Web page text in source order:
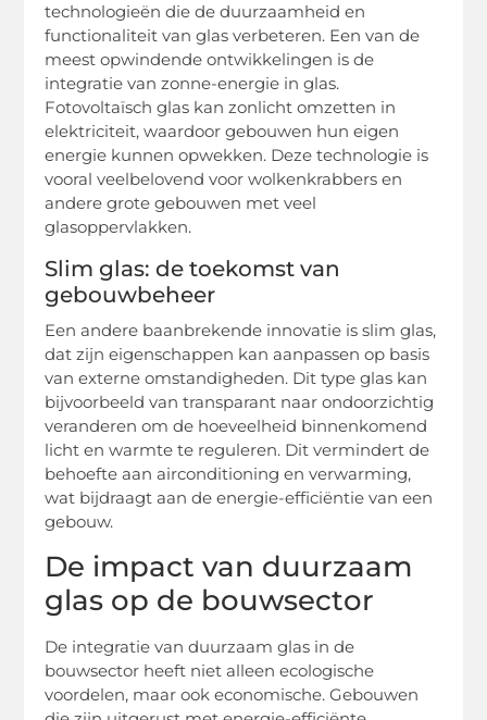
technologieën die de duurzaamheid en
functionaliteit van glas verbeteren. Een van de
meest opwindende ontwikkelingen is de
integratie van zonne-energie in glas.
Fotovoltaïsch glas kan zonlicht omzetten in
elektriciteit, waardoor gebouwen hun eigen
energie kunnen opwekken. Deze technologie is
vooral veelbelovend voor wolkenkrabbers en
andere grote gebouwen met veel
glasoppervlakken.
Slim glas: de toekomst van
gebouwbeheer
Een andere baanbrekende innovatie is slim glas,
dat zijn eigenschappen kan aanpassen op basis
van externe omstandigheden. Dit type glas kan
bijvoorbeeld van transparant naar ondoorzichtig
veranderen om de hoeveelheid binnenkomend
licht en warmte te reguleren. Dit vermindert de
behoefte aan airconditioning en verwarming,
wat bijdraagt aan de energie-efficiëntie van een
gebouw.
De impact van duurzaam
glas op de bouwsector
De integratie van duurzaam glas in de
bouwsector heeft niet alleen ecologische
voordelen, maar ook economische. Gebouwen